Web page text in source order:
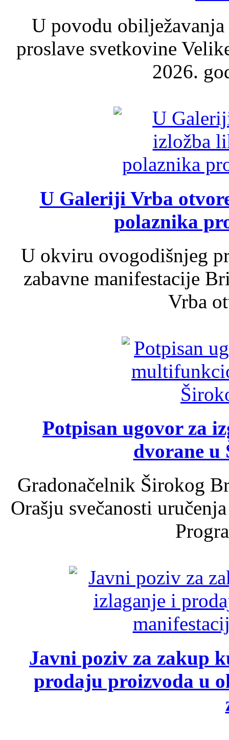
U povodu
proslave svetkovine
2026.
U Galeriji Vrba
polaznika
U okviru ovogodišnjeg
zabavne manifestacije
Vrba
Potpisan ugovor za
dvorane u
Gradonačelnik Širokog
Orašju svečanosti
Javni poziv za zakup
prodaju proizvoda u